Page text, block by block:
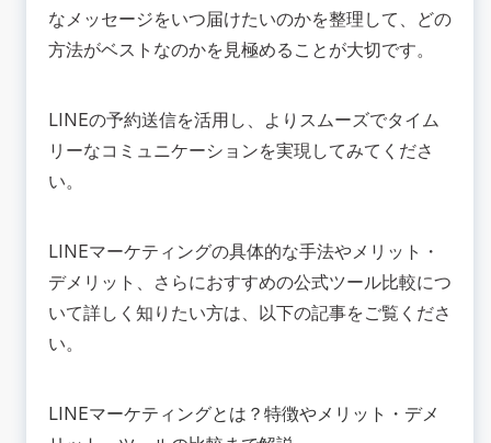
なメッセージをいつ届けたいのかを整理して、どの
方法がベストなのかを見極めることが大切です。
LINEの予約送信を活用し、よりスムーズでタイム
リーなコミュニケーションを実現してみてくださ
い。
LINEマーケティングの具体的な手法やメリット・
デメリット、さらにおすすめの公式ツール比較につ
いて詳しく知りたい方は、以下の記事をご覧くださ
い。
LINEマーケティングとは？特徴やメリット・デメ